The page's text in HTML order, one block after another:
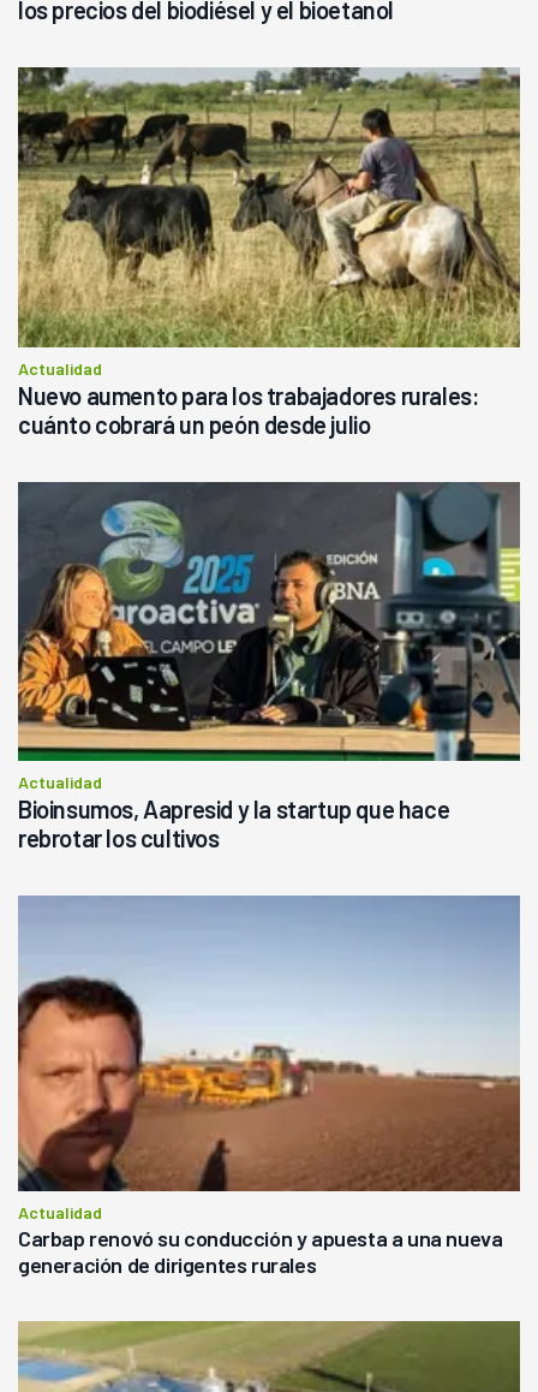
los precios del biodiésel y el bioetanol
Actualidad
Nuevo aumento para los trabajadores rurales:
cuánto cobrará un peón desde julio
Actualidad
Bioinsumos, Aapresid y la startup que hace
rebrotar los cultivos
Actualidad
Carbap renovó su conducción y apuesta a una nueva
generación de dirigentes rurales